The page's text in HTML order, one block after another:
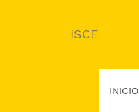
ISCE
INICIO